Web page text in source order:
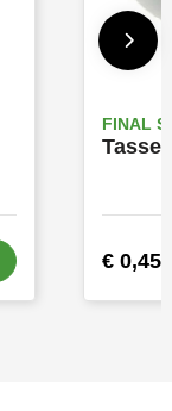
FINAL
Tasse
€ 0,45